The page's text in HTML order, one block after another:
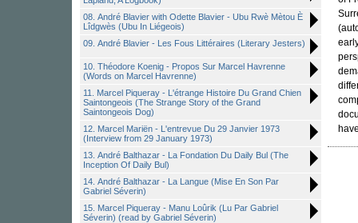
08. André Blavier with Odette Blavier - Ubu Rwè Mètou È
Lîdgwès (Ubu In Liégeois)
09. André Blavier - Les Fous Littéraires (Literary Jesters)
10. Théodore Koenig - Propos Sur Marcel Havrenne
(Words on Marcel Havrenne)
11. Marcel Piqueray - L'étrange Histoire Du Grand Chien
Saintongeois (The Strange Story of the Grand
Saintongeois Dog)
12. Marcel Mariën - L'entrevue Du 29 Janvier 1973
(Interview from 29 January 1973)
13. André Balthazar - La Fondation Du Daily Bul (The
Inception Of Daily Bul)
14. André Balthazar - La Langue (Mise En Son Par
Gabriel Séverin)
15. Marcel Piqueray - Manu Loûrik (Lu Par Gabriel
Séverin) (read by Gabriel Séverin)